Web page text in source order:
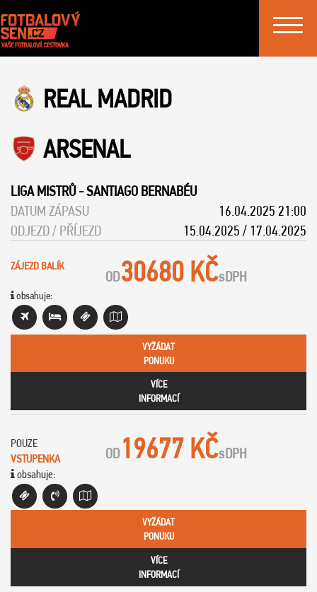
Toggle
REAL MADRID
ARSENAL
LIGA MISTRŮ -SANTIAGO BERNABÉU
DATUM ZÁPASU
16.04.2025 21:00
ODJEZD / PŘÍJEZD
15.04.2025 / 17.04.2025
ZÁJEZD BALÍK
obsahuje:
OD30680 KČsDPH
VYŽÁDAT
PONUKU
VÍCE
INFORMACÍ
POUZE
VSTUPENKA
obsahuje:
OD 19677 KČsDPH
VYŽÁDAT
PONUKU
VÍCE
INFORMACÍ